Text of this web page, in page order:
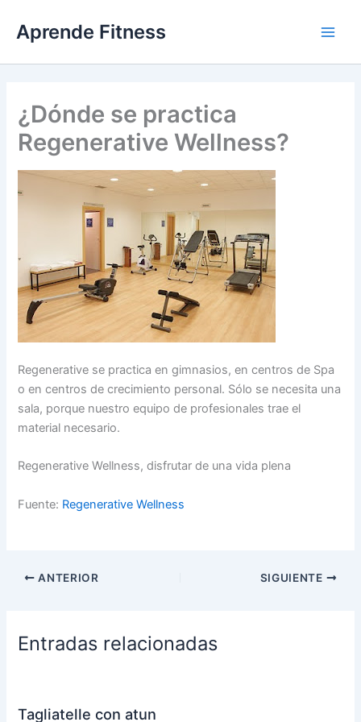
contenido
Aprende Fitness
¿Dónde se practica
Regenerative Wellness?
Regenerative se practica en gimnasios, en centros de Spa
o en centros de crecimiento personal. Sólo se necesita una
sala, porque nuestro equipo de profesionales trae el
material necesario.
Regenerative Wellness, disfrutar de una vida plena
Fuente: Regenerative Wellness
ANTERIOR SIGUIENTE
Entradas relacionadas
Tagliatelle con atun